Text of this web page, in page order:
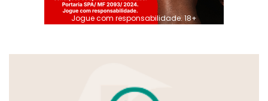
Jogue com responsabilidade. 18+